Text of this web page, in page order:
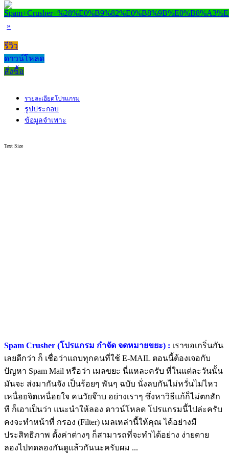
»
รีวิว
ดาวน์โหลด
สั่งซื้อ
รายละเอียดโปรแกรม
รูปประกอบ
ข้อมูลจำเพาะ
Text Size
Spam Crusher (โปรแกรม กำจัด จดหมายขยะ) : เราขอเกริ่นกัน
เลยดีกว่า ก็ เชื่อว่าแถบทุกคนที่ใช้ E-MAIL ตอนนี้ต้องเจอกับ
ปัญหา Spam Mail หรือว่า เมลขยะ นี่แหละครับ ที่ในแต่ละวันนั้น
มันจะ ส่งมากันจัง เป็นร้อยๆ พันๆ ฉบับ นั่งลบกันไม่หวั่นไม่ไหว
เหนื่อยจิตเหนื่อยใจ คนวัยจ๊าบ อย่างเราๆ ซึ่งหาวิธีแก้ก็ไม่ตกสัก
ที ก็เอาเป็นว่า แนะนำให้ลอง ดาวน์โหลด โปรแกรมนี้ไปล่ะครับ
คงจะทำหน้าที่ กรอง (Filter) เมลเหล่านี้ให้คุณ ได้อย่างมี
ประสิทธิภาพ ตั้งค่าต่างๆ ก็สามารถที่จะทำได้อย่าง ง่ายดาย
ลองไปทดลองกันดูแล้วกันนะครับผม ...